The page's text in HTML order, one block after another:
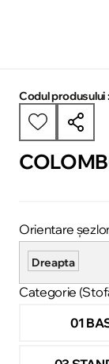
Codul produsului :
Orientare
Dreapta
Categorie
01